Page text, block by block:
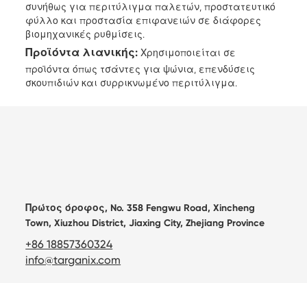
συνήθως για περιτύλιγμα παλετών, προστατευτικό
φύλλο και προστασία επιφανειών σε διάφορες
βιομηχανικές ρυθμίσεις.
Προϊόντα λιανικής:Χρησιμοποιείται σε
προϊόντα όπως τσάντες για ψώνια, επενδύσεις
σκουπιδιών και συρρικνωμένο περιτύλιγμα.
Πρώτος όροφος, No. 358 Fengwu Road, Xincheng
Town, Xiuzhou District, Jiaxing City, Zhejiang Province
+86 18857360324
info@targanix.com